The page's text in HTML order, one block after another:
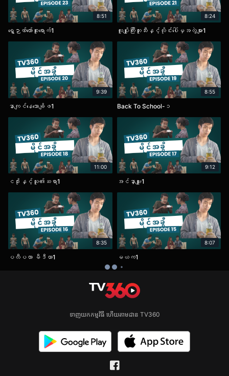
8:51
ရွှေဉာဏ်တော်စူးရောက်1
8:24
လူပျိူကြီးဘူးသီးနှင့်လိုင်းပေါ်မှအလွဲများ1
9:39
နာကျင်နေသောချိဖ1
8:55
Back To School-၁
11:00
ငဒိုးနှင့်သူ၏ဆရာ1
9:12
အင်နှာဗျူး1
8:35
ပလီပလာ မီဒီယာ1
8:07
မယက1
ទាញយកកម្មវិធី ហើយតាមដាន TV360